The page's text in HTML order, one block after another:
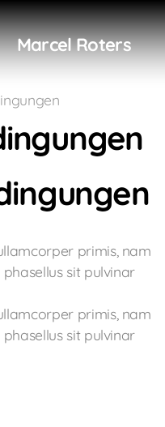
Marcel Roters
primis, nam
sit pulvinar
primis, nam
sit pulvinar